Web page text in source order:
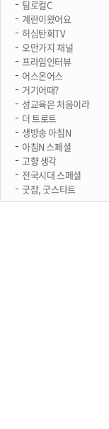
팀로컬C
계란이왔어요
허심탄회TV
오만가지 채널
프라임인터뷰
어스온어스
거기어때?
성교육은 처음이라
더 트로트
생방송 아침N
아침N 스페셜
고향 생각
전국시대 스페셜
굿잡, 굿스타트